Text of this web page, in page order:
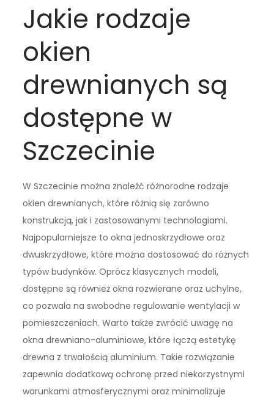
Jakie rodzaje
okien
drewnianych są
dostępne w
Szczecinie
W Szczecinie można znaleźć różnorodne rodzaje
okien drewnianych, które różnią się zarówno
konstrukcją, jak i zastosowanymi technologiami.
Najpopularniejsze to okna jednoskrzydłowe oraz
dwuskrzydłowe, które można dostosować do różnych
typów budynków. Oprócz klasycznych modeli,
dostępne są również okna rozwierane oraz uchylne,
co pozwala na swobodne regulowanie wentylacji w
pomieszczeniach. Warto także zwrócić uwagę na
okna drewniano-aluminiowe, które łączą estetykę
drewna z trwałością aluminium. Takie rozwiązanie
zapewnia dodatkową ochronę przed niekorzystnymi
warunkami atmosferycznymi oraz minimalizuje